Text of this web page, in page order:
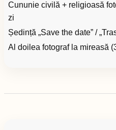
Cununie civilă + religioasă
zi
Ședință „Save the date” /
Al doilea fotograf la mireasă